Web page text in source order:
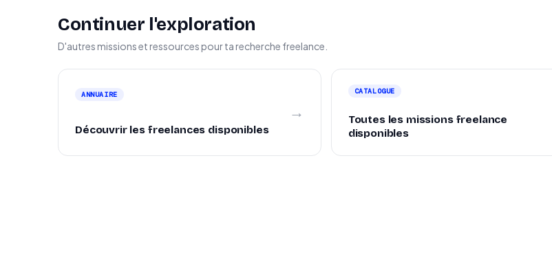
Continuer l'exploration
D'autres missions et ressources pour ta recherche freelance.
ANNUAIRE
Découvrir les freelances disponibles
→
CATALOGUE
Toutes les missions freelance
disponibles